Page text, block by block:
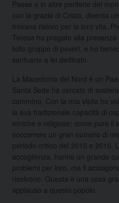
Paese e in altre periferie del
con la grazia di Cristo, diventa
trovano ristoro per la loro vita.
Teresa ho pregato alla
folto gruppo di poveri, e ho
santuario a lei dedicato.
La Macedonia del Nord è un
Santa Sede ha cercato di
cammino. Con la mia visita ho
la sua tradizionale capacità di
etniche e religiose; come pure il
soccorrere un gran numero di
periodo critico del 2015 e 2016.
accoglienza, hanno un grande
problemi per loro, ma li
risolvono. Questa è una cosa
applauso a questo popolo.